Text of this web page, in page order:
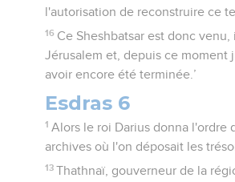
l'autorisation de reconstruire ce
16 Ce Sheshbatsar est donc
Jérusalem et, depuis ce moment
avoir encore été terminée.’
Esdras 6
1 Alors le roi Darius donna l'ordre
archives où l'on déposait les
13 Thathnaï, gouverneur de la